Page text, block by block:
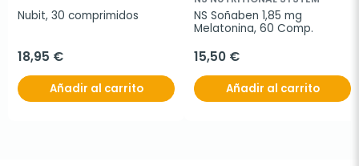
Nubit, 30 comprimidos
18,95 €
Añadir al carrito
NS Soñaben 1,85 mg
Melatonina, 60 Comp.
15,50 €
Añadir al carrito